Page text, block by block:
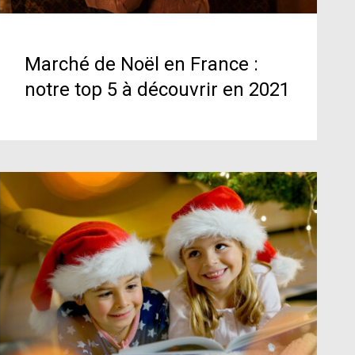
Marché de Noël en France :
notre top 5 à découvrir en 2021